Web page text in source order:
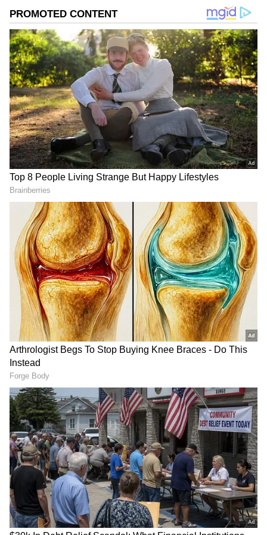
ಹೊರಬರುತ್ತದೆ, ಜನರು ಕಾರಿನೊಳಗೆ ಇರುತ್ತಾರೆ ಮತ್ತು
ಕಿಟಕಿಗಳನ್ನು ಮುಚ್ಚಿರುತ್ತಾರೆ, ಹಾಗಾದರೆ ಅವರು ಆ
ಅನಿಲದಿಂದ ಕಾರಿನೊಳಗೆ ಹೇಗೆ ಸಾಯುತ್ತಾರೆ? ಎನ್ನುವ ಪ್ರಶ್ನೆ
ಉದ್ಭವಿಸುತ್ತದೆ. ಅದಕ್ಕಿರುವ ಉತ್ತರವನ್ನು ನೋಡೋಣ ಬನ್ನಿ.
Related Articles
Travel Good News: ಕಲಬುರಗಿ-ಬೆಂಗಳೂರು
ವಿಮಾನಯಾನ ಸೇವೆ ಪುನಾರಂಭ: ನಾಳೆಯಿಂದಲೇ
ಹಾರಲಿವೆ 'ಲೋಹದ ಹಕ್ಕಿಗಳು'!
ಈ 5 ಕಾರಣಕ್ಕಾಗಿ ನಿಮಗೆ 30ವರ್ಷ ಆಗುವ ಮುನ್ನ
Solo Travel ಮಾಡಿ
DOWNLOAD APP
ಆರೋಗ್ಯ, ಸೌಂದರ್ಯ, ಫಿಟ್‌ನೆಸ್,ಕಿಚನ್ ಟಿಪ್ಸ್‌,
ಸಂಬಂಧ,ಫ್ಯಾಷನ್,ರೆಸಿಪಿಅಪ್ಡೇಟ್‌ಗಳಿಗಾಗಿ
ಏಷ್ಯಾನೆಟ್ ಸುವರ್ಣ ನ್ಯೂಸ್‌ ಫಾಲೋ ಮಾಡಿ.
ಸಂಪೂರ್ಣ ಮಾಹಿತಿ ಒಂದೇ ಕ್ಲಿಕ್‌ನಲ್ಲಿ ಲಭ್ಯ. ಏಷ್ಯಾನೆಟ್
ಸುವರ್ಣ ನ್ಯೂಸ್ ಅಧಿಕೃತ ಆ್ಯಪ್ ಡೌನ್‌ಲೋಡ್ ಮಾಡಿ
ಹಾಗು ಎಲ್ಲಾ ಅಪ್‌ಡೇಟ್ ಗಳನ್ನು ಪಡೆಯಿರಿ.